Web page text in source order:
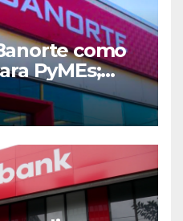
como
PyMEs;
mercado